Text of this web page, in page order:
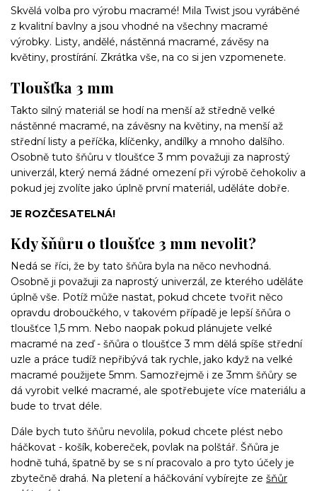
Skvělá volba pro výrobu macramé! Mila Twist jsou vyráběné
z kvalitní bavlny a jsou vhodné na všechny macramé
výrobky. Listy, andělé, nástěnná macramé, závěsy na
květiny, prostírání. Zkrátka vše, na co si jen vzpomenete.
Tloušťka 3 mm
Takto silný materiál se hodí na menší až středně velké
nástěnné macramé, na závěsny na květiny, na menší až
střední listy a peříčka, klíčenky, andílky a mnoho dalšího.
Osobně tuto šňůru v tloušťce 3 mm považuji za naprostý
univerzál, který nemá žádné omezení při výrobě čehokoliv a
pokud jej zvolíte jako úplně první materiál, uděláte dobře.
JE ROZČESATELNÁ!
Kdy šňůru o tloušťce 3 mm nevolit?
Nedá se říci, že by tato šňůra byla na něco nevhodná.
Osobně ji považuji za naprostý univerzál, ze kterého uděláte
úplně vše. Potíž může nastat, pokud chcete tvořit něco
opravdu droboučkého, v takovém případě je lepší šňůra o
tloušťce 1,5 mm. Nebo naopak pokud plánujete velké
macramé na zeď - šňůra o tloušťce 3 mm dělá spíše střední
uzle a práce tudíž nepřibývá tak rychle, jako když na velké
macramé použijete 5mm. Samozřejmě i ze 3mm šňůry se
dá vyrobit velké macramé, ale spotřebujete více materiálu a
bude to trvat déle.
Dále bych tuto šňůru nevolila, pokud chcete plést nebo
háčkovat - košík, kobereček, povlak na polštář. Šňůra je
hodně tuhá, špatně by se s ní pracovalo a pro tyto účely je
zbytečně drahá. Na pletení a háčkování vybírejte ze šňůr